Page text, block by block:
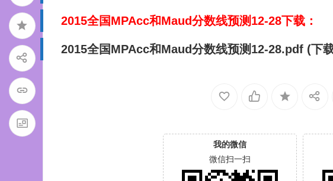
2015全国MPAcc和Maud分数线预测12-28下载：
2015全国MPAcc和Maud分数线预测12-28.pdf (下
我的微信
微信扫一扫